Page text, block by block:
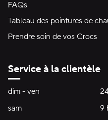
FAQs
Tableau des pointures de
Prendre soin de vos Crocs
Service à la clientèle
Heures d'ouverture:
dim - ven dimanche à
sam
9